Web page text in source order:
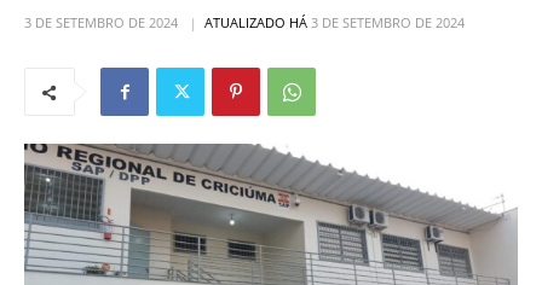
3 DE SETEMBRO DE 2024 ATUALIZADO HÁ 3 DE SETEMBRO DE 2024